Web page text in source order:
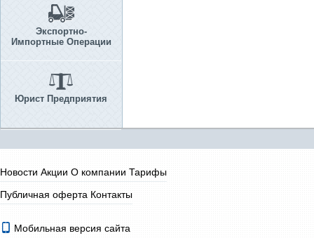
Экспортно-
Импортные Операции
Юрист Предприятия
Новости Акции О компании Тарифы
Публичная оферта Контакты
Мобильная версия сайта